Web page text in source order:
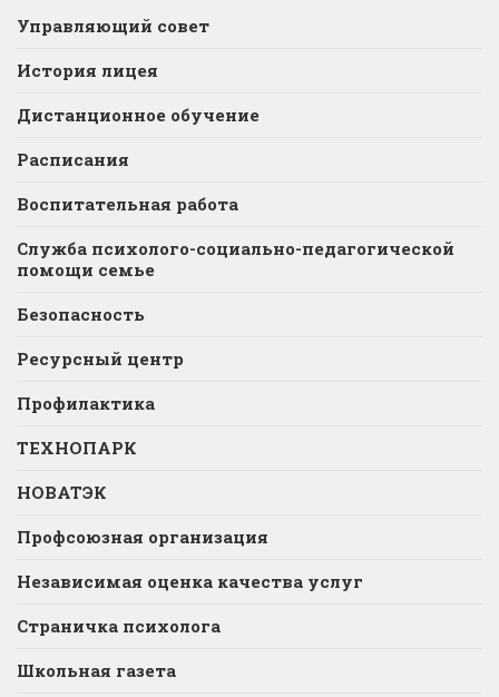
Управляющий совет
История лицея
Дистанционное обучение
Расписания
Воспитательная работа
Служба психолого-социально-педагогической
помощи семье
Безопасность
Ресурсный центр
Профилактика
ТЕХНОПАРК
НОВАТЭК
Профсоюзная организация
Независимая оценка качества услуг
Страничка психолога
Школьная газета